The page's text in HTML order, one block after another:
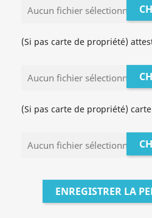
Aucun fichier sélectionné
(Si pas carte de propriété)
Aucun fichier sélectionné
(Si pas carte de propriété)
Aucun fichier sélectionné
ENREGISTRER LA